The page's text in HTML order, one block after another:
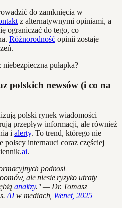
do zamknięcia w
z alternatywnymi opiniami, a
ograniczać do tego, co
Różnorodność opinii zostaje
pułapka?
polskich newsów (i co na
polski rynek wiadomości
przepływ informacji, ale również
i alerty. To trend, którego nie
polscy internauci coraz częściej
ai.
podnosi
ale niesie ryzyko utraty
analizy." — Dr. Tomasz
AIw mediach, Wenet, 2025